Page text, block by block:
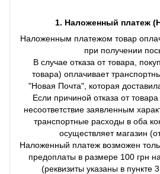
1. Наложенный платеж
Наложенным платежом товар
при получении
В случае отказа от товара,
товара) оплачивает
"Новая Почта", которая
Если причиной отказа от
несоответствие заявленным
транспортные расходы в оба
осуществляет магазин
Наложенный платеж возможен
предоплаты в размере 100 грн
(реквизиты указаны в пункте